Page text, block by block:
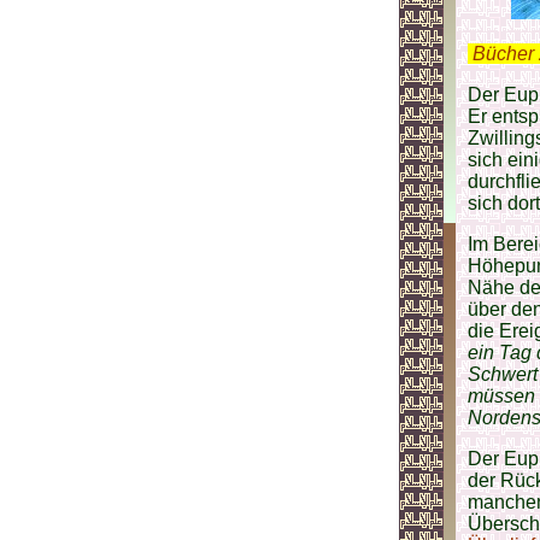
Bücher
Der
Er
sich
sich
Im
Nähe
über
die
ein Tag
müssen
Der
der